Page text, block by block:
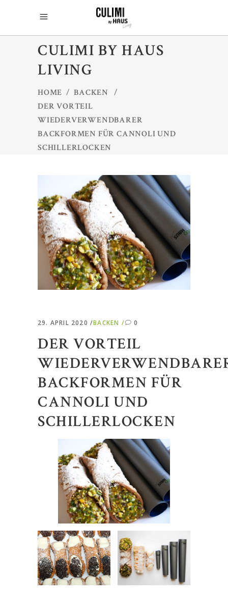
CULIMI BY HAUS
LIVING
HOME /BACKEN
/
DER VORTEIL
WIEDERVERWENDBARER
BACKFORMEN FÜR CANNOLI UND
SCHILLERLOCKEN
29. APRIL 2020 BACKEN 0
DER VORTEIL
BACKFORMEN FÜR
CANNOLI UND
SCHILLERLOCKEN